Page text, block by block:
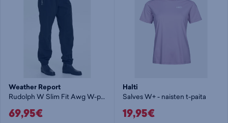
Weather Report
Rudolph W Slim Fit Awg W-pro 150 - naisten kuorihousut
69,95€
Halti
Salves W+ - naisten t-paita
19,95€